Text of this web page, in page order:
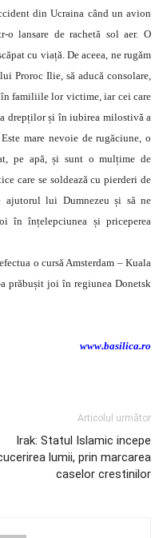
din Ucraina când un avion
lansare de rachetă sol aer. O
cu viață. De aceea, ne rugăm
Proroc Ilie, să aducă consolare,
în familiile lor victime, iar cei care
drepților și în iubirea milostivă a
mare nevoie de rugăciune, o
pe apă, și sunt o mulțime de
care se soldează cu pierderi de
ajutorul lui Dumnezeu și să ne
în înțelepciunea și priceperea
o cursă Amsterdam – Kuala
prăbușit joi în regiunea Donetsk
www.basilica.ro
Articolul următor
Irak: Statul Islamic incepe
lumii, prin marcarea
caselor crestinilor